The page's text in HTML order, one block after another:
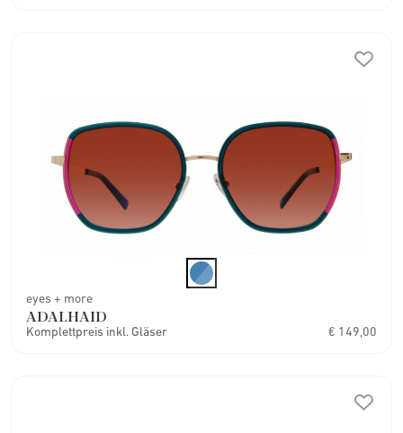
eyes + more
ADALHAID
Komplettpreis inkl. Gläser € 149,00